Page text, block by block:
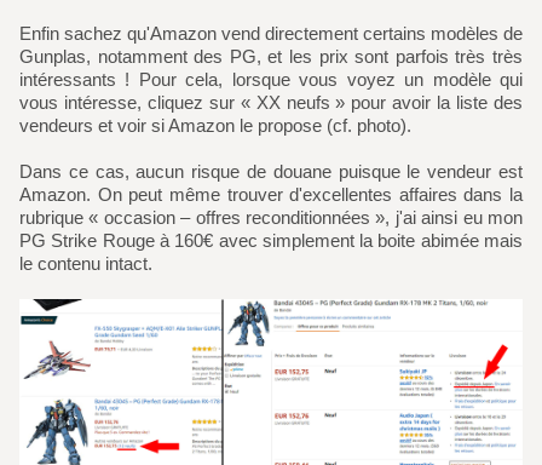
Enfin sachez qu'Amazon vend directement certains modèles de
Gunplas, notamment des PG, et les prix sont parfois très très
intéressants ! Pour cela, lorsque vous voyez un modèle qui
vous intéresse, cliquez sur « XX neufs » pour avoir la liste des
vendeurs et voir si Amazon le propose (cf. photo).
Dans ce cas, aucun risque de douane puisque le vendeur est
Amazon. On peut même trouver d'excellentes affaires dans la
rubrique « occasion – offres reconditionnées », j'ai ainsi eu mon
PG Strike Rouge à 160€ avec simplement la boite abimée mais
le contenu intact.